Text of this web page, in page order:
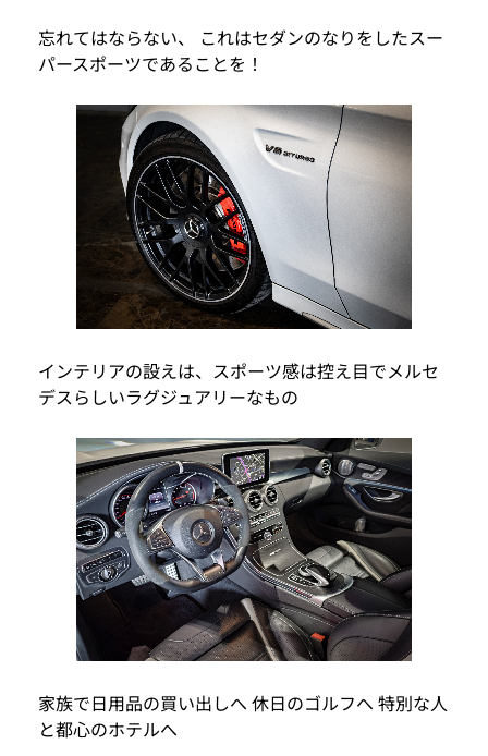
忘れてはならない、 これはセダンのなりをしたスー
パースポーツであることを！
インテリアの設えは、スポーツ感は控え目でメルセ
デスらしいラグジュアリーなもの
家族で日用品の買い出しへ 休日のゴルフへ 特別な人
と都心のホテルへ